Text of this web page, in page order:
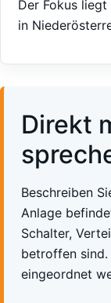
Der Fokus
in
Direkt
Beschreiben
Anlage
Schalter,
betroffen
eingeordnet